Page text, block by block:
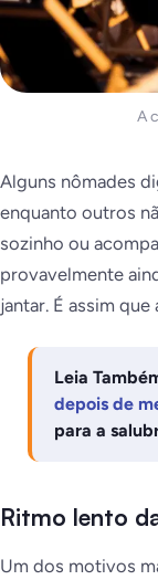
A
Alguns nômades
enquanto outros
sozinho ou
provavelmente
jantar. É assim que
Leia
depois de
para a
Ritmo lento
Um dos motivos